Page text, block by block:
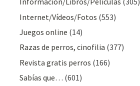
Internet/Vídeos/Fotos (553)
Juegos online (14)
Razas de perros, cinofilia (377)
Revista gratis perros (166)
Sabías que… (601)